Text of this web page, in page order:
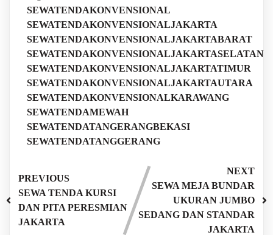
SEWATENDAKONVENSIONAL
SEWATENDAKONVENSIONALJAKARTA
SEWATENDAKONVENSIONALJAKARTABARAT
SEWATENDAKONVENSIONALJAKARTASELATAN
SEWATENDAKONVENSIONALJAKARTATIMUR
SEWATENDAKONVENSIONALJAKARTAUTARA
SEWATENDAKONVENSIONALKARAWANG
SEWATENDAMEWAH
SEWATENDATANGERANGBEKASI
SEWATENDATANGGERANG
PREVIOUS
SEWA TENDA KURSI
DAN PITA PERESMIAN
JAKARTA
NEXT
SEWA MEJA BUNDAR
UKURAN JUMBO
SEDANG DAN STANDAR
JAKARTA